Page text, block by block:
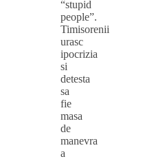
“stupid
people”.
Timisorenii
urasc
ipocrizia
si
detesta
sa
fie
masa
de
manevra
a